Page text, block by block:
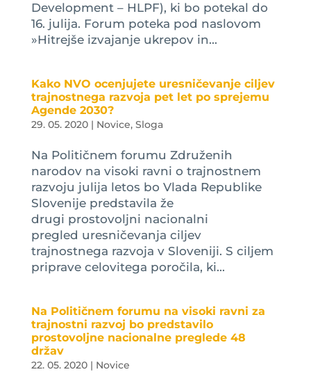
Development – HLPF), ki bo potekal do
16. julija. Forum poteka pod naslovom
»Hitrejše izvajanje ukrepov in...
Kako NVO ocenjujete uresničevanje ciljev
trajnostnega razvoja pet let po sprejemu
Agende 2030?
29. 05. 2020| Novice, Sloga
Na Političnem forumu Združenih
narodov na visoki ravni o trajnostnem
razvoju julija letos bo Vlada Republike
Slovenije predstavila že
drugi prostovoljni nacionalni
pregled uresničevanja ciljev
trajnostnega razvoja v Sloveniji. S ciljem
priprave celovitega poročila, ki...
Na Političnem forumu na visoki ravni za
trajnostni razvoj bo predstavilo
prostovoljne nacionalne preglede 48
držav
22. 05. 2020| Novice